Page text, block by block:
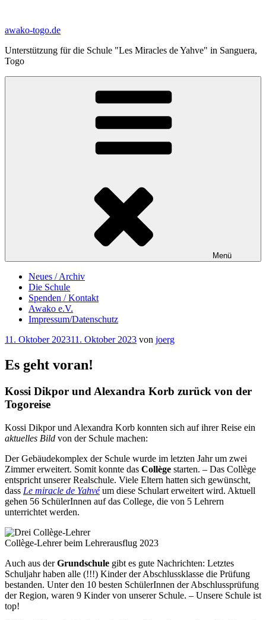
springen
awako-togo.de
Unterstützung für die Schule "Les Miracles de Yahve" in Sanguera,
Togo
Menü
Neues / Archiv
Die Schule
Spenden / Kontakt
Awako e.V.
Impressum/Datenschutz
Veröffentlicht
11. Oktober 202311. Oktober 2023 von joerg
Es geht voran!
Kossi Dikpor und Alexandra Korb zurück von der
Togoreise
Kossi Dikpor und Alexandra Korb konnten sich auf ihrer Reise ein
aktuelles Bild von der Schule machen:
Der Gebäudekomplex der Schule wurde im letzten Jahr um zwei
Zimmer erweitert. Somit konnte das Collège starten. – Das Collège
entspricht unserer Realschule. Viele Eltern hatten sich gewünscht,
dass Le miracle de Yahvéum diese Schulart erweitert wird. Aktuell
gehen 56 SchülerInnen auf das College, die von 5 Lehrern
unterrichtet werden.
Collège-Lehrer beim Lehrerausflug 2023
Auch aus derGrundschule gibt es gute Nachrichten: Letztes
Schuljahr haben alle (!!!) Kinder der Abschlussklasse die Prüfung
bestanden. Unter den 10 besten SchülerInnen der Abschlussprüfung
der Region, waren 9 Kinder von unserer Schule. – Unsere Schule ist
top!